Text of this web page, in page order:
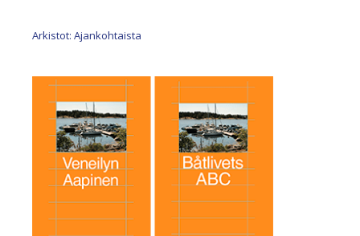
Arkistot: Ajankohtaista